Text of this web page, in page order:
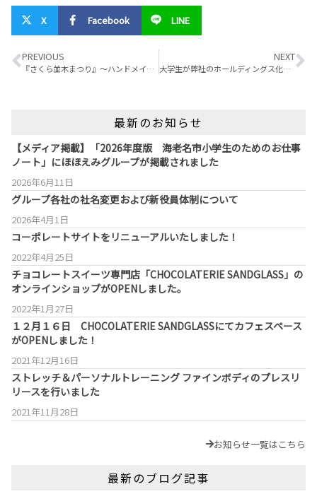
X Facebook LINE
PREVIOUS
『さくら並木まつり』～ハンドメイドマルシェへのご応募大募集中☆☆～
NEXT
大学生が弊社のホールディングス化について調べ発表してくれました
最新のお知らせ
【メディア掲載】「2026年度版 海老名市小学生のためのお仕事
ノート」にほほえみグループが掲載されました
2026年6月11日
グループ各社の社名変更および新役員体制について
2026年4月1日
コーポレートサイトをリニューアルいたしました！
2022年4月25日
チョコレートスイーツ専門店「CHOCOLATERIE SANDGLASS」の
オンラインショップがOPENしました。
2022年1月27日
１２月１６日 CHOCOLATERIE SANDGLASSにてカフェスペース
がOPENしました！
2021年12月16日
ストレッチ＆パーソナルトレーニング ファインボディのプレスリ
リースを行いました
2021年11月28日
お知らせ一覧はこちら
最新のブログ記事